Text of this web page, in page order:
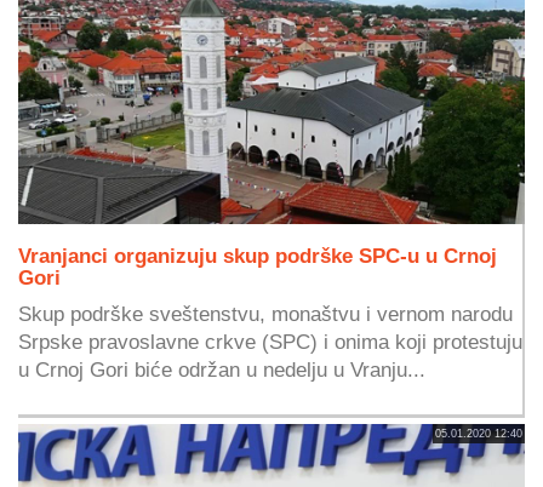
Vranjanci organizuju skup podrške SPC-u u Crnoj
Gori
Skup podrške sveštenstvu, monaštvu i vernom narodu
Srpske pravoslavne crkve (SPC) i onima koji protestuju
u Crnoj Gori biće održan u nedelju u Vranju...
05.01.2020 12:40